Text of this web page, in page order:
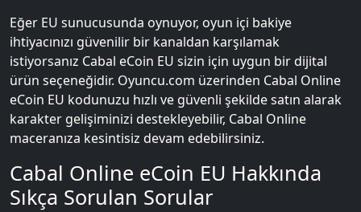
Eğer EU sunucusunda oynuyor, oyun içi bakiye
ihtiyacınızı güvenilir bir kanaldan karşılamak
istiyorsanız Cabal eCoin EU sizin için uygun bir dijital
ürün seçeneğidir. Oyuncu.com üzerinden Cabal Online
eCoin EU kodunuzu hızlı ve güvenli şekilde satın alarak
karakter gelişiminizi destekleyebilir, Cabal Online
maceranıza kesintisiz devam edebilirsiniz.
Cabal Online eCoin EU Hakkında
Sıkça Sorulan Sorular